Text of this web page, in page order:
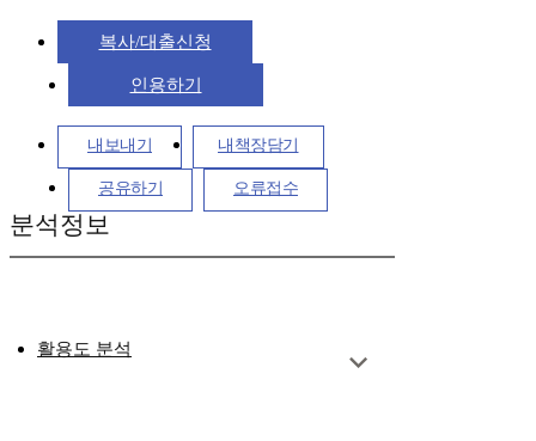
복사/대출신청
인용하기
내보내기 내책장담기
공유하기 오류접수
분석정보
활용도 분석